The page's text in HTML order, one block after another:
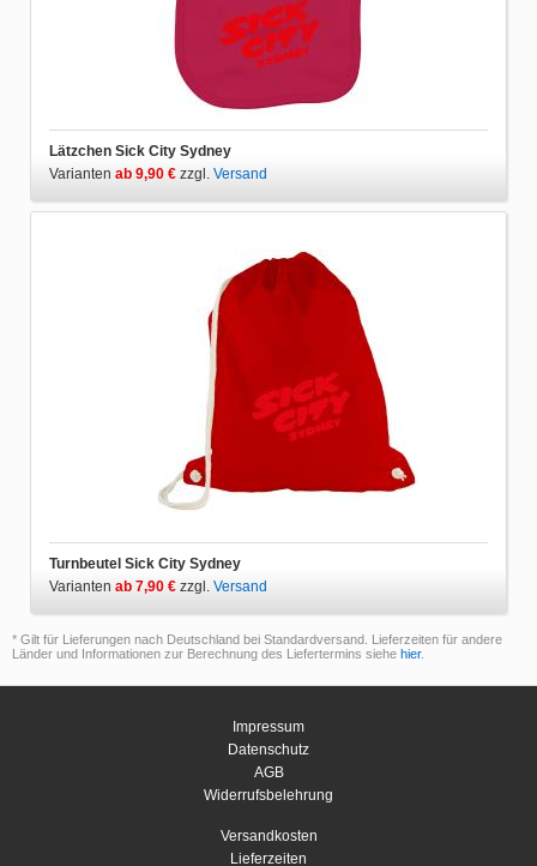
Lätzchen Sick City Sydney
Varianten ab 9,90 € zzgl. Versand
Turnbeutel Sick City Sydney
Varianten ab 7,90 € zzgl. Versand
* Gilt für Lieferungen nach Deutschland bei Standardversand. Lieferzeiten für andere
Länder und Informationen zur Berechnung des Liefertermins siehe hier.
Impressum
Datenschutz
AGB
Widerrufsbelehrung
Versandkosten
Lieferzeiten